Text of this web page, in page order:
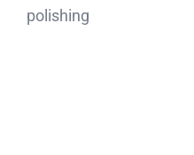
polishing